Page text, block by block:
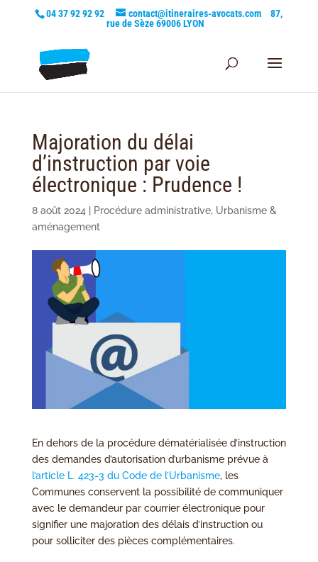
04 37 92 92 92 contact@itineraires-avocats.com
87,
rue de Sèze 69006 LYON
Majoration du délai
d’instruction par voie
électronique : Prudence !
8 août 2024 Procédure administrative, Urbanisme &
aménagement
En dehors de la procédure dématérialisée d’instruction
des demandes d’autorisation d’urbanisme prévue à
l’article L. 423-3 du Code de l’Urbanisme, les
Communes conservent la possibilité de communiquer
avec le demandeur par courrier électronique pour
signifier une majoration des délais d’instruction ou
pour solliciter des pièces complémentaires.